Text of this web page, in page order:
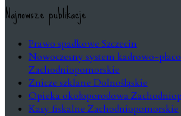
Najnowsze publikacje
Prawo spadkowe Szczecin
Nowoczesny system kadrowo-
Zachodniopomorskie
Znicze szklane Dolnośląskie
Opieka okołoporodowa
Kasy fiskalne Zachodniopomorskie